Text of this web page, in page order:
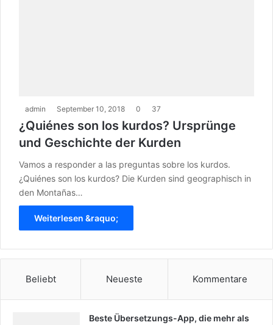
admin September 10, 2018 0 37
¿Quiénes son los kurdos? Ursprünge
und Geschichte der Kurden
Vamos a responder a las preguntas sobre los kurdos.
¿Quiénes son los kurdos? Die Kurden sind geographisch in
den Montañas…
Weiterlesen &raquo;
Beliebt Neueste Kommentare
Beste Übersetzungs-App, die mehr als